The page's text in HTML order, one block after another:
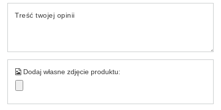
Treść twojej opinii
Dodaj własne zdjęcie produktu: